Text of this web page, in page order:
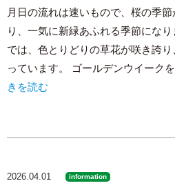
月日の流れは速いもので、桜の季
り、一気に新緑あふれる季節にな
では、色とりどりの草花が咲き誇
っています。 ゴールデンウイーク
きを読む
2026.04.01 information